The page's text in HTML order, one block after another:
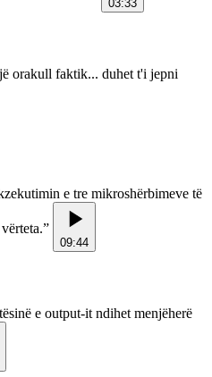
03:33
orakull faktik... duhet t'i jepni
e tre mikroshërbimeve të
”
09:44
e output-it ndihet menjëherë